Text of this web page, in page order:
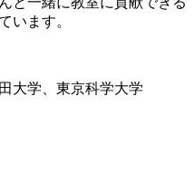
います。
大学、東京科学大学